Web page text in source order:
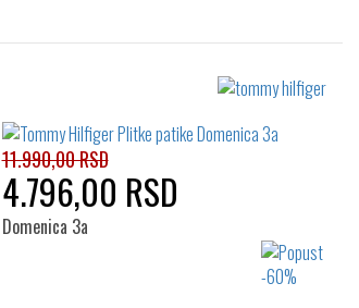
11.990,00 RSD
4.796,00 RSD
Domenica 3a